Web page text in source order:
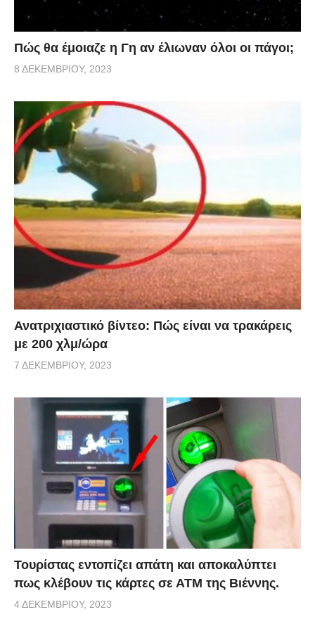
Πώς θα έμοιαζε η Γη αν έλιωναν όλοι οι πάγοι;
8 ΔΕΚΕΜΒΡΊΟΥ, 2023
Ανατριχιαστικό βίντεο: Πώς είναι να τρακάρεις
με 200 χλμ/ώρα
7 ΔΕΚΕΜΒΡΊΟΥ, 2023
Τουρίστας εντοπίζει απάτη και αποκαλύπτει
πως κλέβουν τις κάρτες σε ΑΤΜ της Βιέννης.
4 ΔΕΚΕΜΒΡΊΟΥ, 2023